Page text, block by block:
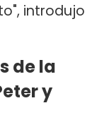
introdujo
de la
y